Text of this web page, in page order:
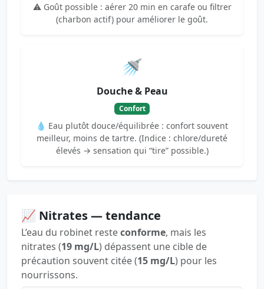
⚠️ Goût possible : aérer 20 min en carafe ou filtrer
(charbon actif) pour améliorer le goût.
🚿
Douche & Peau
Confort
💧 Eau plutôt douce/équilibrée : confort souvent
meilleur, moins de tartre. (Indice : chlore/dureté
élevés → sensation qui “tire” possible.)
📈 Nitrates — tendance
L’eau du robinet resteconforme, mais les
nitrates (19 mg/L) dépassent une cible de
précaution souvent citée (15 mg/L) pour les
nourrissons.